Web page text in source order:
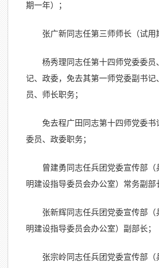
期一年）；
张广新同志任第三师师长（试用
杨秀理同志任第十四师党委委员
记、政委，免去其第一师党委副书记
员、师长职务；
免去程广田同志第十四师党委书
委员、政委职务；
曾建勇同志任兵团党委宣传部（
明建设指导委员会办公室）常务副部
张新辉同志任兵团党委宣传部（
明建设指导委员会办公室）副部长；
张宗岭同志任兵团党委宣传部（